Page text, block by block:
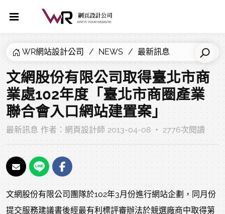
WR網站設計公司 NEWS 最新訊息
文網股份有限公司取得臺北市商
業處102年度「臺北市商圈產業
聯合會入口網站建置案」
最新訊息 作者：網頁設計師 2013-04-08 ‧ 2776次閱讀
文網股份有限公司團隊於102年3月份進行網站企劃，同月份
提交服務建議書後經最有利標評審辦法於競選廠商中取得第